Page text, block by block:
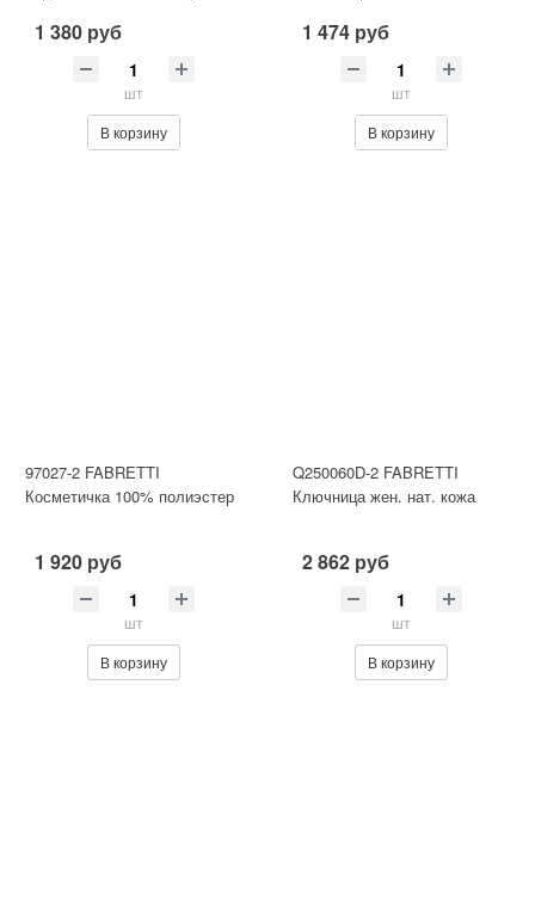
1 380 руб
шт
В корзину
1 474 руб
шт
В корзину
97027-2 FABRETTI
Косметичка 100% полиэстер
1 920 руб
шт
В корзину
Q250060D-2 FABRETTI
Ключница жен. нат. кожа
2 862 руб
шт
В корзину